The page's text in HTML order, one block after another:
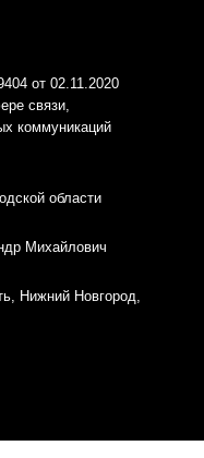
от 02.11.2020
связи,
коммуникаций
области
Михайлович
Нижний Новгород,